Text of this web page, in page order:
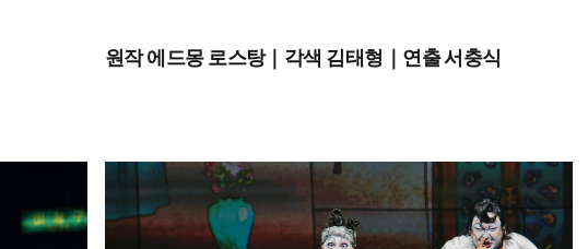
원작 에드몽 로스탕｜각색 김태형｜연출 서충식